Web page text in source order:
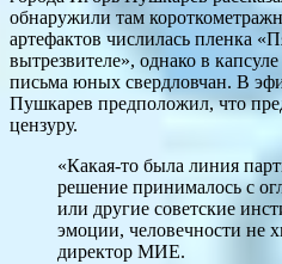
обнаружили там
артефактов числилась пленка
вытрезвителе», однако в
письма юных свердловчан. В
Пушкарев предположил, что
цензуру.
«Какая-то была линия
решение принималось с
или другие советские
эмоции, человечности не
директор МИЕ.